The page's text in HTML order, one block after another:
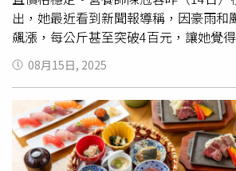
A 3400元、Standing B 2900元三種。
覺海報1張、現場周邊商品優先購買（於
通行證及專屬區域，海報部分含簽名版
VIP觀眾。更多演唱會詳情請洽主辦單
專頁。
出，她最近看到新聞報導稱，因豪雨和
飆漲，每公斤甚至突破4百元，讓她覺
風影響菜價的情況，她建議大家可以多
苗蔬菜，既營養又能穩定食材開銷。她
等，並指出這些食材只需要簡單乾煎，
能美味又健康。陳冠蓉說明，菇類含有
腫瘤與抗發炎作用的多醣體，還有曬過
08月15日, 2025